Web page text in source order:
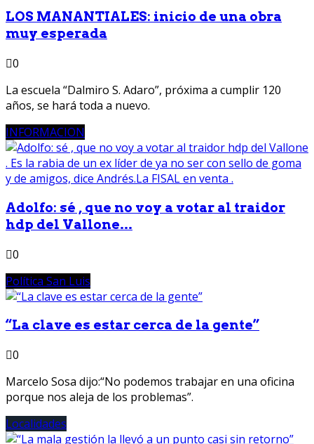
LOS MANANTIALES: inicio de una obra
muy esperada
0
La escuela “Dalmiro S. Adaro”, próxima a cumplir 120
años, se hará toda a nuevo.
INFORMACION
Adolfo: sé , que no voy a votar al traidor
hdp del Vallone...
0
Política San Luis
“La clave es estar cerca de la gente”
0
Marcelo Sosa dijo:“No podemos trabajar en una oficina
porque nos aleja de los problemas”.
Localidades